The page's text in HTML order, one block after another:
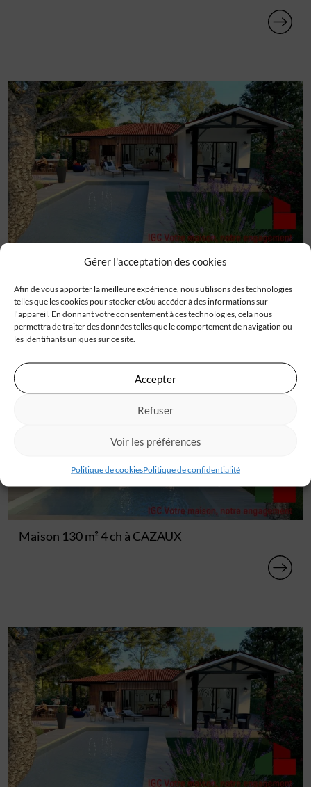
Gérer l'acceptation des cookies
Afin de vous apporter la meilleure expérience, nous utilisons des technologies
telles que les cookies pour stocker et/ou accéder à des informations sur
l'appareil. En donnant votre consentement à ces technologies, cela nous
permettra de traiter des données telles que le comportement de navigation ou
les identifiants uniques sur ce site.
Accepter
Refuser
Voir les préférences
Politique de cookiesPolitique de confidentialité
MAISON A VENDRE 110 M²
Maison 130 m² 4 ch à CAZAUX